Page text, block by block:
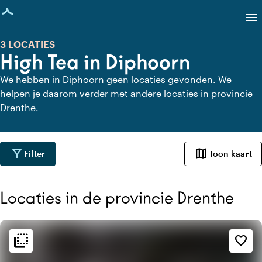
geladen
menu
High Tea in Diphoorn
3 LOCATIES
We hebben in Diphoorn geen locaties gevonden. We
helpen je daarom verder met andere locaties in provincie
Drenthe.
filter_alt Filter map Toon kaart
Locaties in de provincie Drenthe
flip_to_back favorite_border
flip_to_back Sfeer en esthetiek
style
Hotel Chic